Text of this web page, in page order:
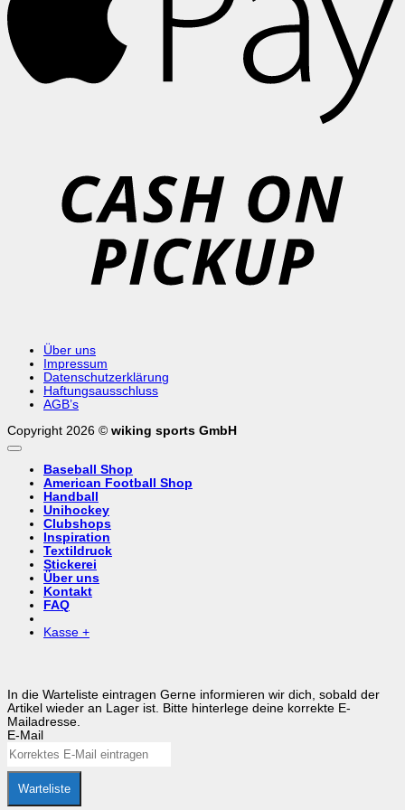
Über uns
Impressum
Datenschutzerklärung
Haftungsausschluss
AGB’s
Copyright 2026 © wiking sports GmbH
Baseball Shop
American Football Shop
Handball
Unihockey
Clubshops
Inspiration
Textildruck
Stickerei
Über uns
Kontakt
FAQ
Kasse +
In die Warteliste eintragen Gerne informieren wir dich, sobald der
Artikel wieder an Lager ist. Bitte hinterlege deine korrekte E-
Mailadresse.
E-Mail
Warteliste